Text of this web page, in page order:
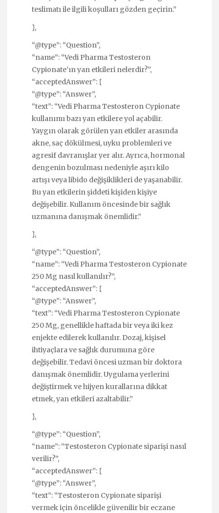
teslimatı ile ilgili koşulları gözden geçirin.”
},
“@type”: “Question”,
“name”: “Vedi Pharma Testosteron
Cypionate’ın yan etkileri nelerdir?”,
“acceptedAnswer”: {
“@type”: “Answer”,
“text”: “Vedi Pharma Testosteron Cypionate
kullanımı bazı yan etkilere yol açabilir.
Yaygın olarak görülen yan etkiler arasında
akne, saç dökülmesi, uyku problemleri ve
agresif davranışlar yer alır. Ayrıca, hormonal
dengenin bozulması nedeniyle aşırı kilo
artışı veya libido değişiklikleri de yaşanabilir.
Bu yan etkilerin şiddeti kişiden kişiye
değişebilir. Kullanım öncesinde bir sağlık
uzmanına danışmak önemlidir.”
},
“@type”: “Question”,
“name”: “Vedi Pharma Testosteron Cypionate
250 Mg nasıl kullanılır?”,
“acceptedAnswer”: {
“@type”: “Answer”,
“text”: “Vedi Pharma Testosteron Cypionate
250 Mg, genellikle haftada bir veya iki kez
enjekte edilerek kullanılır. Dozaj, kişisel
ihtiyaçlara ve sağlık durumuna göre
değişebilir. Tedavi öncesi uzman bir doktora
danışmak önemlidir. Uygulama yerlerini
değiştirmek ve hijyen kurallarına dikkat
etmek, yan etkileri azaltabilir.”
},
“@type”: “Question”,
“name”: “Testosteron Cypionate siparişi nasıl
verilir?”,
“acceptedAnswer”: {
“@type”: “Answer”,
“text”: “Testosteron Cypionate siparişi
vermek için öncelikle güvenilir bir eczane